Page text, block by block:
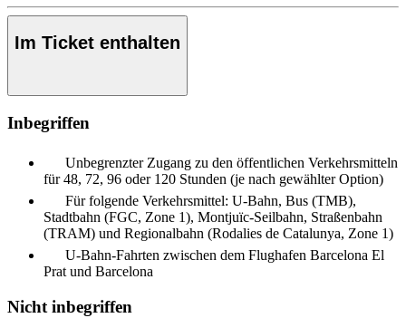
Im Ticket enthalten
Inbegriffen
Unbegrenzter Zugang zu den öffentlichen Verkehrsmitteln
für 48, 72, 96 oder 120 Stunden (je nach gewählter Option)
Für folgende Verkehrsmittel: U-Bahn, Bus (TMB),
Stadtbahn (FGC, Zone 1), Montjuïc-Seilbahn, Straßenbahn
(TRAM) und Regionalbahn (Rodalies de Catalunya, Zone 1)
U-Bahn-Fahrten zwischen dem Flughafen Barcelona El
Prat und Barcelona
Nicht inbegriffen